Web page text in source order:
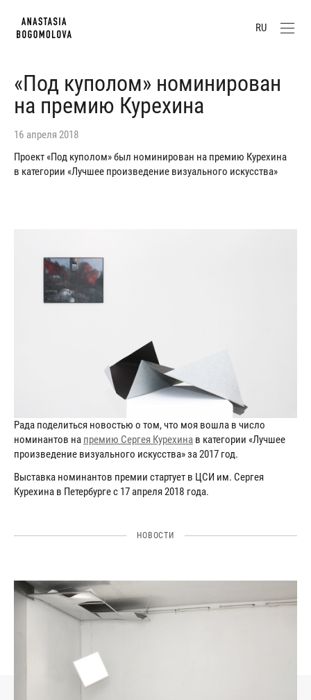
RU
«Под куполом» номинирован
на премию Курехина
16 апреля 2018
Проект «Под куполом» был номинирован на премию Курехина
в категории «Лучшее произведение визуального искусства»
Рада поделиться новостью о том, что моя вошла в число
номинантов на премию Сергея Курехина в категории «Лучшее
произведение визуального искусства» за 2017 год.
Выставка номинантов премии стартует в ЦСИ им. Сергея
Курехина в Петербурге с 17 апреля 2018 года.
НОВОСТИ